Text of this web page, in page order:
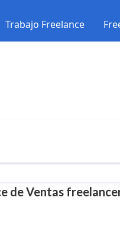
Trabajo Freelance
de Ventas